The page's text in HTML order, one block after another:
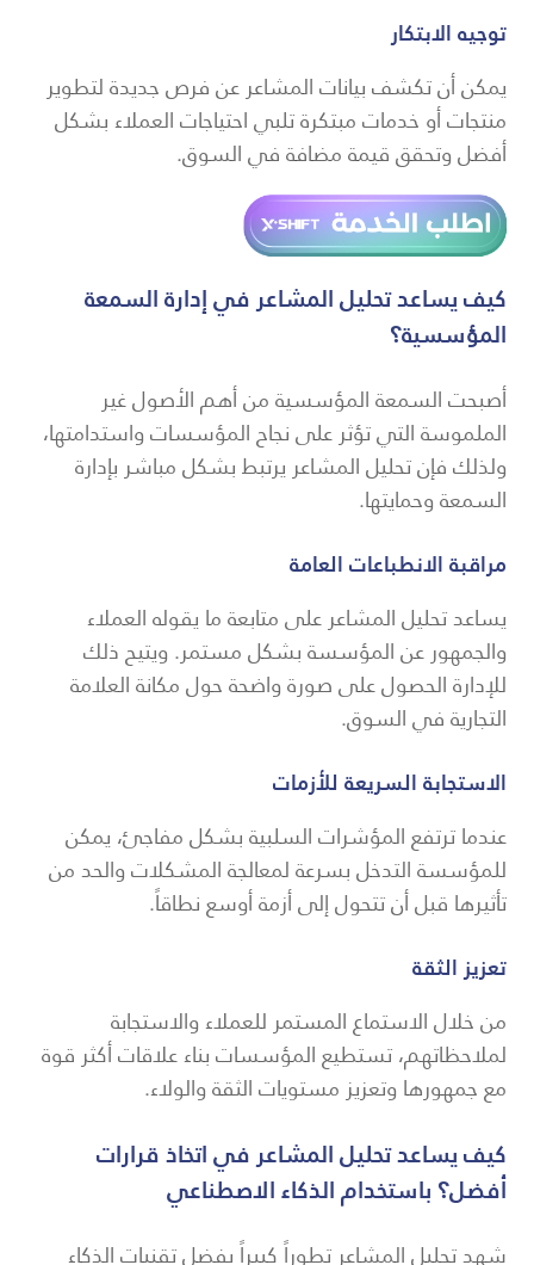
توجيه الابتكار
يمكن أن تكشف بيانات المشاعر عن فرص جديدة لتطوير
منتجات أو خدمات مبتكرة تلبي احتياجات العملاء بشكل
أفضل وتحقق قيمة مضافة في السوق.
كيف يساعد تحليل المشاعر في إدارة السمعة
المؤسسية؟
أصبحت السمعة المؤسسية من أهم الأصول غير
الملموسة التي تؤثر على نجاح المؤسسات واستدامتها،
ولذلك فإن تحليل المشاعر يرتبط بشكل مباشر بإدارة
السمعة وحمايتها.
مراقبة الانطباعات العامة
يساعد تحليل المشاعر على متابعة ما يقوله العملاء
والجمهور عن المؤسسة بشكل مستمر. ويتيح ذلك
للإدارة الحصول على صورة واضحة حول مكانة العلامة
التجارية في السوق.
الاستجابة السريعة للأزمات
عندما ترتفع المؤشرات السلبية بشكل مفاجئ، يمكن
للمؤسسة التدخل بسرعة لمعالجة المشكلات والحد من
تأثيرها قبل أن تتحول إلى أزمة أوسع نطاقاً.
تعزيز الثقة
من خلال الاستماع المستمر للعملاء والاستجابة
لملاحظاتهم، تستطيع المؤسسات بناء علاقات أكثر قوة
مع جمهورها وتعزيز مستويات الثقة والولاء.
كيف يساعد تحليل المشاعر في اتخاذ قرارات
أفضل؟ باستخدام الذكاء الاصطناعي
شهد تحليل المشاعر تطوراً كبيراً بفضل تقنيات الذكاء